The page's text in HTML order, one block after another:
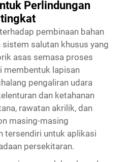
Perlindungan
pembinaan bahan
salutan khusus yang
asas semasa proses
membentuk lapisan
pengaliran udara
dan ketahanan
rawatan akrilik, dan
masing-masing
tersendiri untuk aplikasi
persekitaran.